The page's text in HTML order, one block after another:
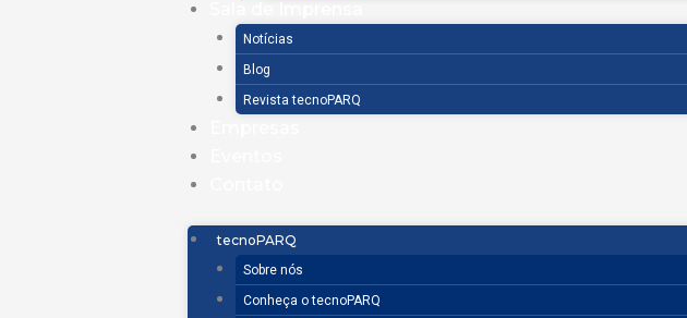
Notícias
Blog
Revista tecnoPARQ
tecnoPARQ
Sobre nós
Conheça o tecnoPARQ